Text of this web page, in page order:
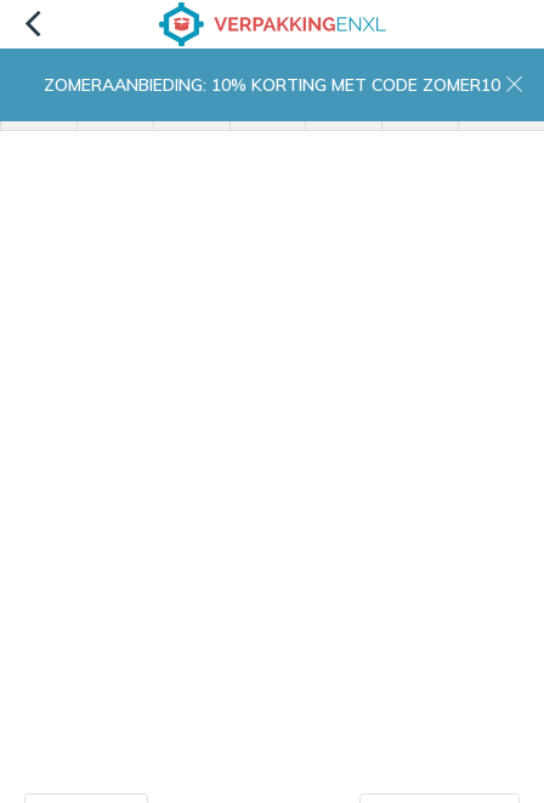
ZOMERAANBIEDING: 10% KORTING MET CODE ZOMER10